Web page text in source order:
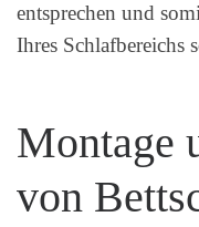
entsprechen und
Ihres Schlafbereichs
Montage
von